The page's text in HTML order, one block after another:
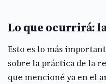
Lo que ocurrirá:
Esto es lo más
sobre la práctica de la
que mencioné ya en el